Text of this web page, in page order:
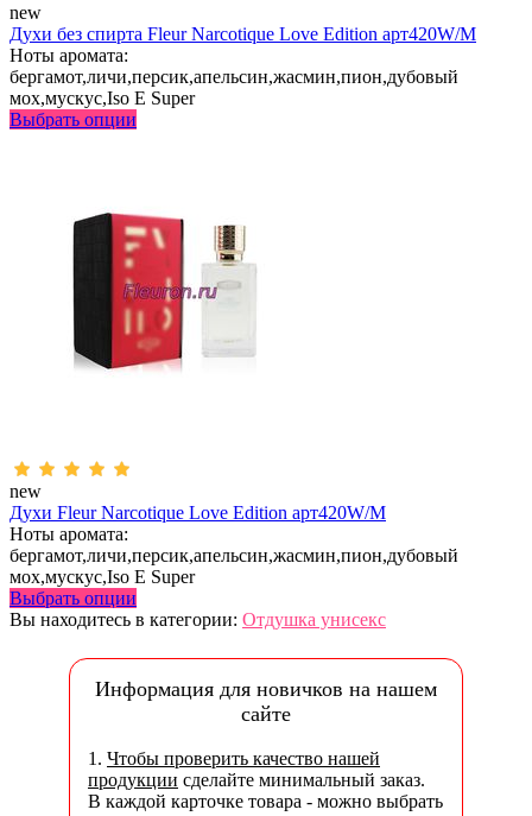
new
Духи без спирта Fleur Narcotique Love Edition арт420W/M
Ноты аромата:
бергамот,личи,персик,апельсин,жасмин,пион,дубовый
мох,мускус,Iso E Super
Выбрать опции
new
Духи Fleur Narcotique Love Edition арт420W/M
Ноты аромата:
бергамот,личи,персик,апельсин,жасмин,пион,дубовый
мох,мускус,Iso E Super
Выбрать опции
Вы находитесь в категории: Отдушка унисекс
Информация для новичков на нашем
сайте
1. Чтобы проверить качество нашей
продукции сделайте минимальный заказ.
В каждой карточке товара - можно выбрать